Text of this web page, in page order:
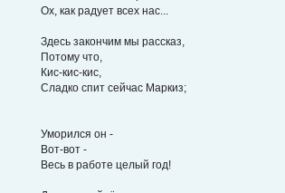
Ох, как радует всех нас...
Здесь закончим мы рассказ,
Потому что,
Кис-кис-кис,
Сладко спит сейчас Маркиз;
Уморился он -
Вот-вот -
Весь в работе целый год!